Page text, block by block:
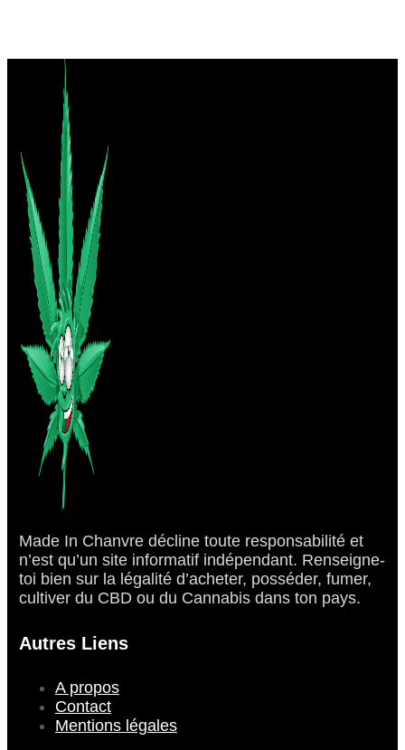
Made In Chanvre décline toute responsabilité et
n’est qu’un site informatif indépendant. Renseigne-
toi bien sur la légalité d’acheter, posséder, fumer,
cultiver du CBD ou du Cannabis dans ton pays.
Autres Liens
A propos
Contact
Mentions légales